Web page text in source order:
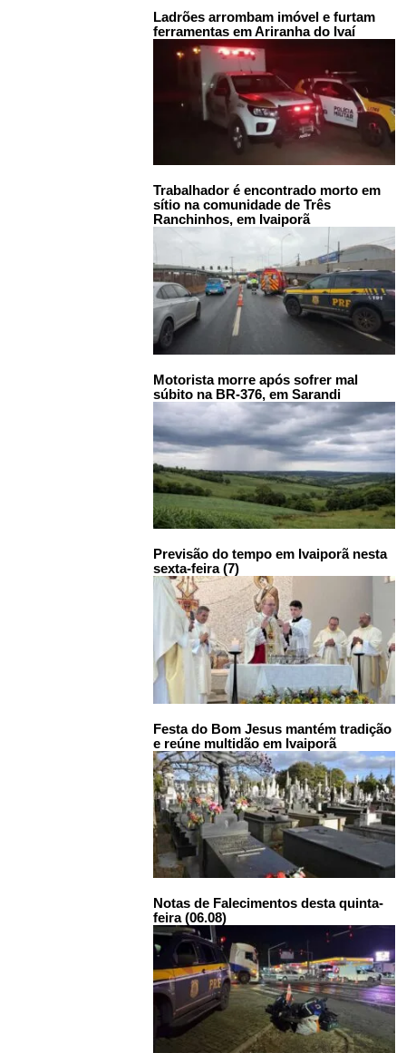
Ladrões arrombam imóvel e furtam
ferramentas em Ariranha do Ivaí
Trabalhador é encontrado morto em
sítio na comunidade de Três
Ranchinhos, em Ivaiporã
Motorista morre após sofrer mal
súbito na BR-376, em Sarandi
Previsão do tempo em Ivaiporã nesta
sexta-feira (7)
Festa do Bom Jesus mantém tradição
e reúne multidão em Ivaiporã
Notas de Falecimentos desta quinta-
feira (06.08)